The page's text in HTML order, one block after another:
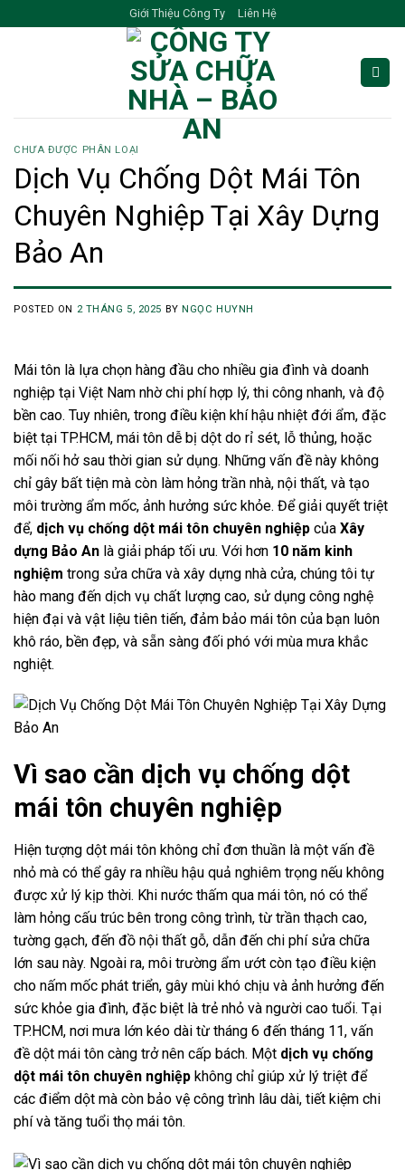
to
Giới Thiệu Công Ty Liên Hệ
CHƯA ĐƯỢC PHÂN LOẠI
Dịch Vụ Chống Dột Mái Tôn
Chuyên Nghiệp Tại Xây Dựng
Bảo An
POSTED ON 2 THÁNG 5, 2025 BYNGỌC HUYNH
Mái tôn là lựa chọn hàng đầu cho nhiều gia đình và doanh
nghiệp tại Việt Nam nhờ chi phí hợp lý, thi công nhanh, và độ
bền cao. Tuy nhiên, trong điều kiện khí hậu nhiệt đới ẩm, đặc
biệt tại TP.HCM, mái tôn dễ bị dột do rỉ sét, lỗ thủng, hoặc
mối nối hở sau thời gian sử dụng. Những vấn đề này không
chỉ gây bất tiện mà còn làm hỏng trần nhà, nội thất, và tạo
môi trường ẩm mốc, ảnh hưởng sức khỏe. Để giải quyết triệt
để, dịch vụ chống dột mái tôn chuyên nghiệp của Xây
dựng Bảo An là giải pháp tối ưu. Với hơn 10 năm kinh
nghiệm trong sửa chữa và xây dựng nhà cửa, chúng tôi tự
hào mang đến dịch vụ chất lượng cao, sử dụng công nghệ
hiện đại và vật liệu tiên tiến, đảm bảo mái tôn của bạn luôn
khô ráo, bền đẹp, và sẵn sàng đối phó với mùa mưa khắc
nghiệt.
Vì sao cần dịch vụ chống dột
mái tôn chuyên nghiệp
Hiện tượng dột mái tôn không chỉ đơn thuần là một vấn đề
nhỏ mà có thể gây ra nhiều hậu quả nghiêm trọng nếu không
được xử lý kịp thời. Khi nước thấm qua mái tôn, nó có thể
làm hỏng cấu trúc bên trong công trình, từ trần thạch cao,
tường gạch, đến đồ nội thất gỗ, dẫn đến chi phí sửa chữa
lớn sau này. Ngoài ra, môi trường ẩm ướt còn tạo điều kiện
cho nấm mốc phát triển, gây mùi khó chịu và ảnh hưởng đến
sức khỏe gia đình, đặc biệt là trẻ nhỏ và người cao tuổi. Tại
TP.HCM, nơi mưa lớn kéo dài từ tháng 6 đến tháng 11, vấn
đề dột mái tôn càng trở nên cấp bách. Một dịch vụ chống
dột mái tôn chuyên nghiệp không chỉ giúp xử lý triệt để
các điểm dột mà còn bảo vệ công trình lâu dài, tiết kiệm chi
phí và tăng tuổi thọ mái tôn.